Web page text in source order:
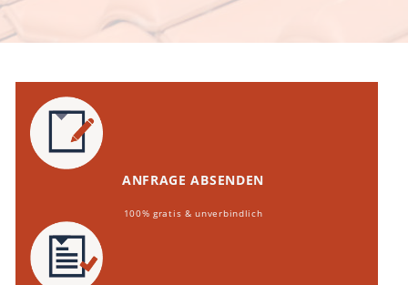
ANFRAGE ABSENDEN
100% gratis & unverbindlich